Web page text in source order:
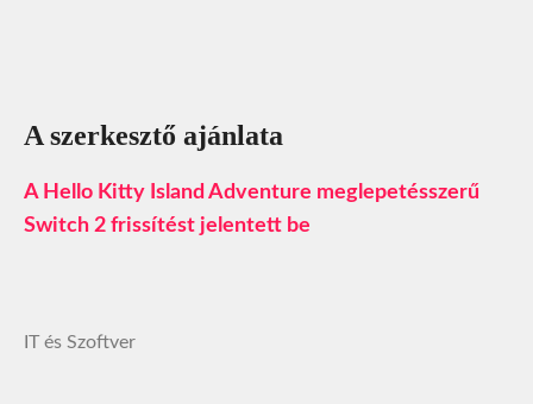
A szerkesztő ajánlata
A Hello Kitty Island Adventure meglepetésszerű
Switch 2 frissítést jelentett be
IT és Szoftver